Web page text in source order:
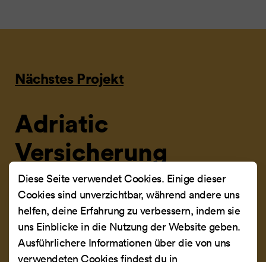
Nächstes Projekt
Adriatic
Versicherung
Eines der führenden Unternehmen auf dem
kroatischen Versicherungsmarkt, das von mehr als
einer Viertelmillion Kunden als ein Unternehmen
anerkannt wird, das einen umfassenden, schnellen
und effizienten Versicherungsservice bietet.
Diese Seite verwendet Cookies. Einige dieser
Cookies sind unverzichtbar, während andere uns
helfen, deine Erfahrung zu verbessern, indem sie
uns Einblicke in die Nutzung der Website geben.
Ausführlichere Informationen über die von uns
verwendeten Cookies findest du in